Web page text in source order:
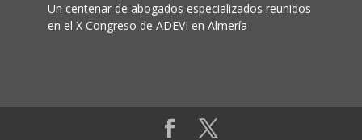
Un centenar de abogados especializados reunidos
en el X Congreso de ADEVI en Almería